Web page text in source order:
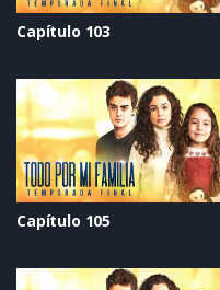
Capítulo 103
Capítulo 105